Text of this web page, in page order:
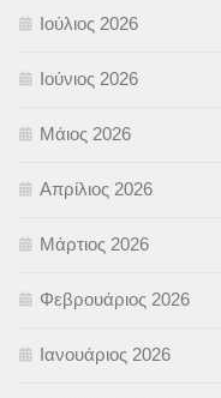
Ιούλιος 2026
Ιούνιος 2026
Μάιος 2026
Απρίλιος 2026
Μάρτιος 2026
Φεβρουάριος 2026
Ιανουάριος 2026